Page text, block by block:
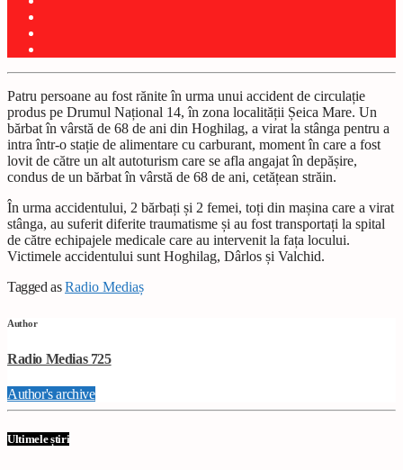
Patru persoane au fost rănite în urma unui accident de circulație
produs pe Drumul Național 14, în zona localității Șeica Mare. Un
bărbat în vârstă de 68 de ani din Hoghilag, a virat la stânga pentru a
intra într-o stație de alimentare cu carburant, moment în care a fost
lovit de către un alt autoturism care se afla angajat în depășire,
condus de un bărbat în vârstă de 68 de ani, cetățean străin.
În urma accidentului, 2 bărbați și 2 femei, toți din mașina care a virat
stânga, au suferit diferite traumatisme și au fost transportați la spital
de către echipajele medicale care au intervenit la fața locului.
Victimele accidentului sunt Hoghilag, Dârlos și Valchid.
Tagged asRadio Mediaș
Author
Radio Medias 725
Author's archive
Ultimele știri